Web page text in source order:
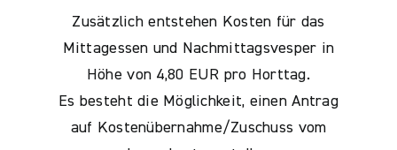
Zusätzlich entstehen Kosten für das
Mittagessen und Nachmittagsvesper in
Höhe von 4,80 EUR pro Horttag.
Es besteht die Möglichkeit, einen Antrag
auf Kostenübernahme/Zuschuss vom